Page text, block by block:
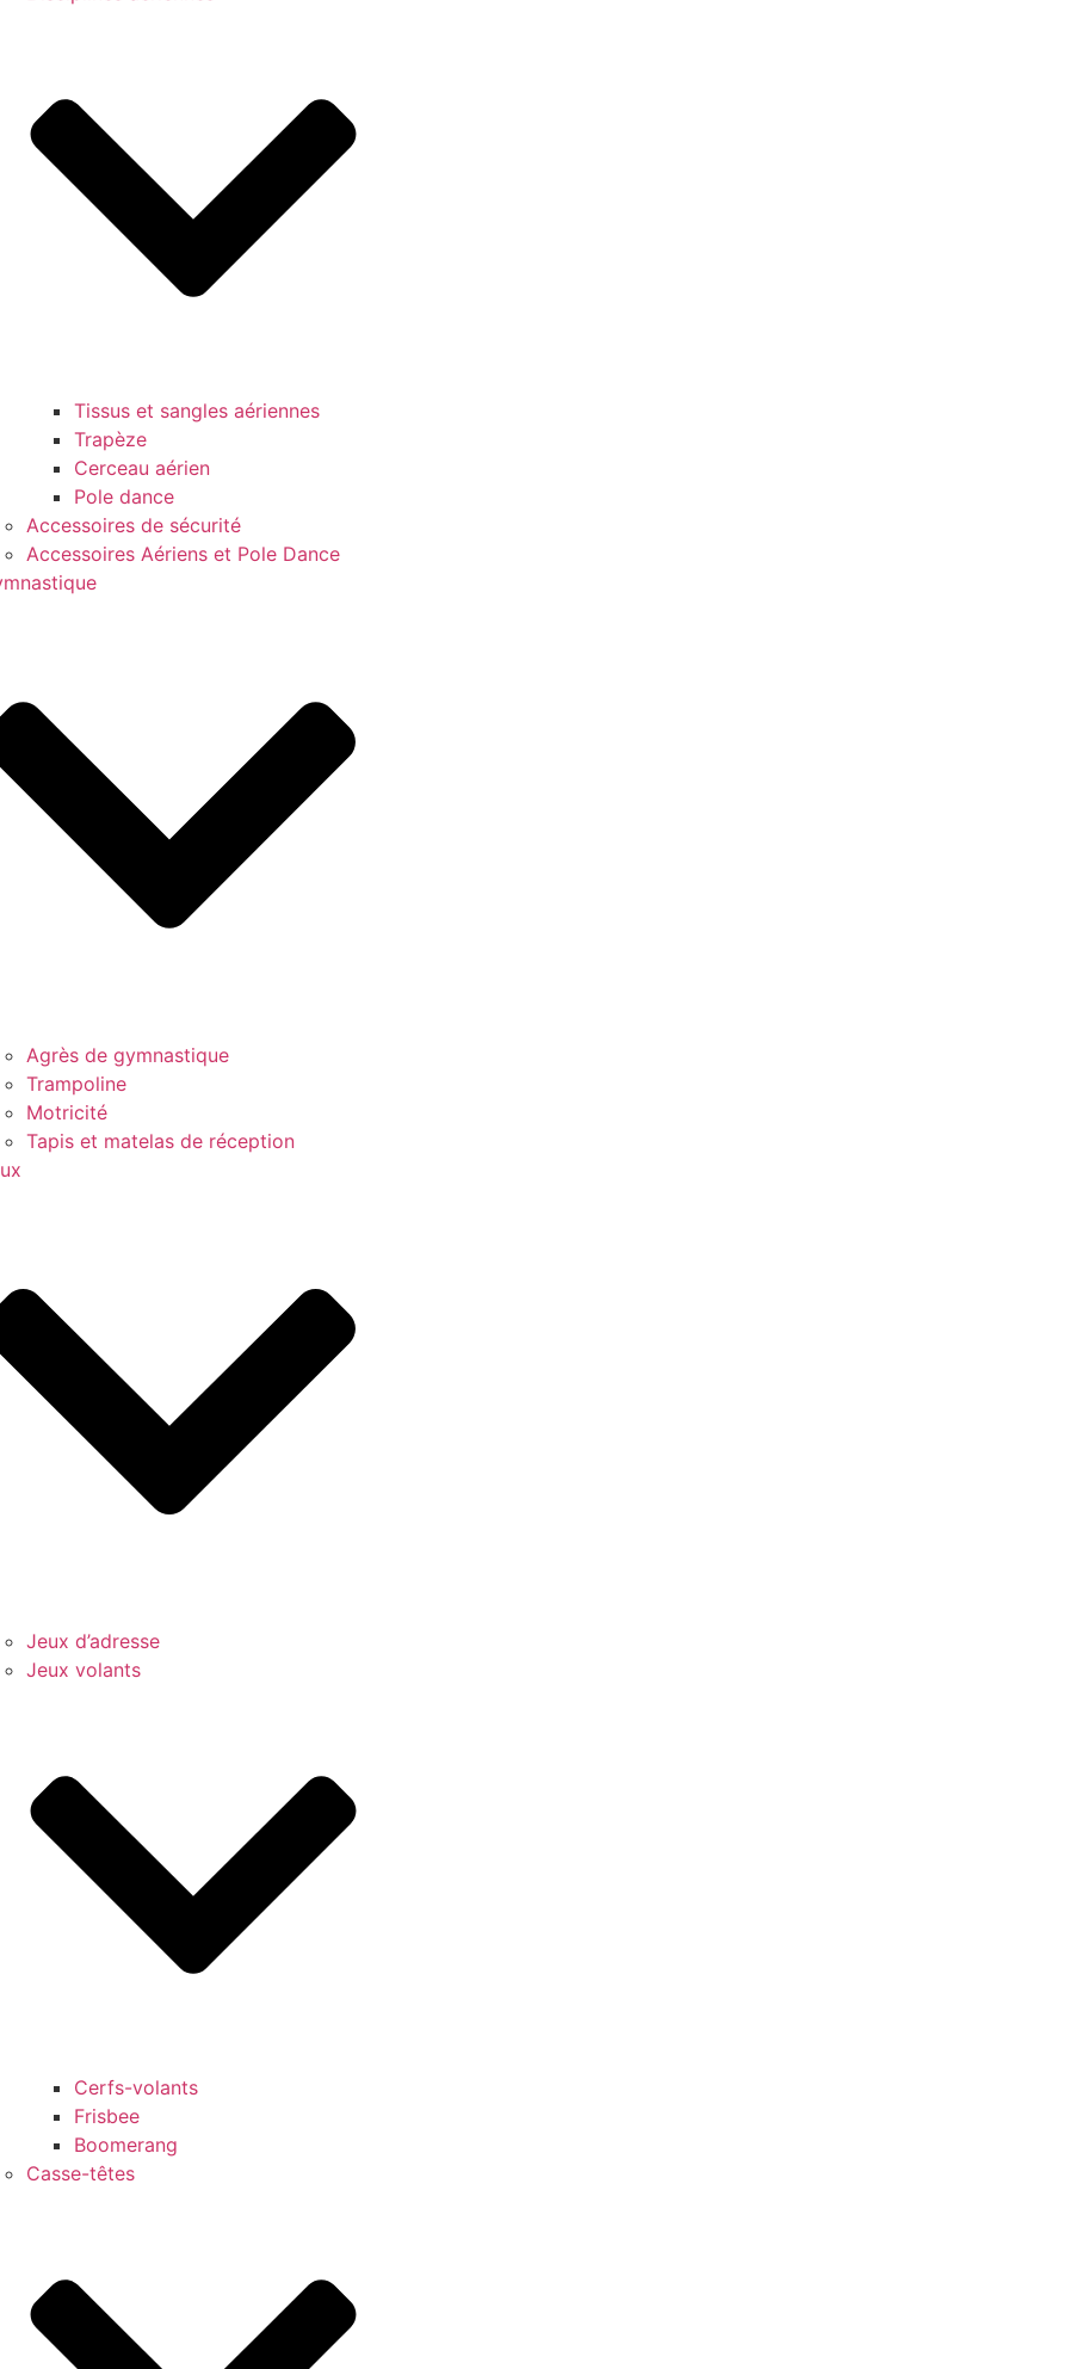
Tissus et sangles aériennes
Trapèze
Cerceau aérien
Pole dance
Accessoires de sécurité
Accessoires Aériens et Pole Dance
Agrès de gymnastique
Trampoline
Motricité
Tapis et matelas de réception
Jeux d’adresse
Jeux volants
Cerfs-volants
Frisbee
Boomerang
Casse-têtes